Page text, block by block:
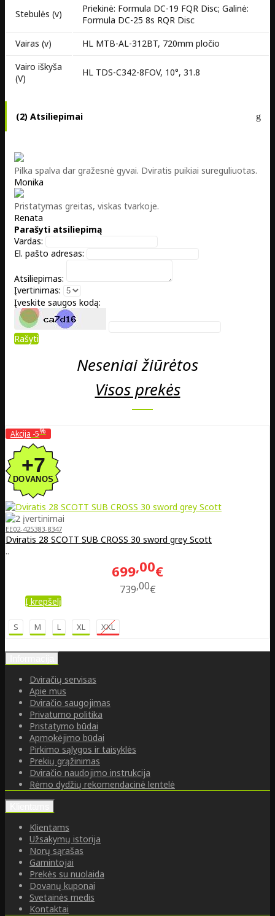
Stebulės (v)
Priekinė: Formula DC-19 FQR Disc; Galinė:
Formula DC-25 8s RQR Disc
Vairas (v)
HL MTB-AL-312BT, 720mm pločio
Vairo iškyša
(V)
HL TDS-C342-8FOV, 10°, 31.8
(2) Atsiliepimai
Pilka spalva dar gražesnė gyvai. Dviratis puikiai sureguliuotas.
Monika
Pristatymas greitas, viskas tvarkoje.
Renata
Parašyti atsiliepimą
Vardas:
El. pašto adresas:
Atsiliepimas:
Įvertinimas:
Įveskite saugos kodą:
Rašyti
Neseniai žiūrėtos
Visos prekės
Akcija -5%
EE02-425383-8347
Dviratis 28 SCOTT SUB CROSS 30 sword grey Scott
..
699 00€
739 00€
Į krepšelį
S M L XL XXL
Dviračių servisas
Apie mus
Dviračio saugojimas
Privatumo politika
Pristatymo būdai
Apmokėjimo būdai
Pirkimo sąlygos ir taisyklės
Prekių grąžinimas
Dviračio naudojimo instrukcija
Rėmo dydžių rekomendacinė lentelė
Klientams
Užsakymų istorija
Norų sąrašas
Gamintojai
Prekės su nuolaida
Dovanų kuponai
Svetainės medis
Kontaktai